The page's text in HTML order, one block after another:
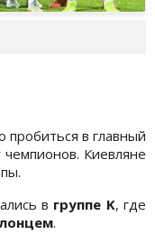
пробиться в главный
Киевляне
в группе K, где
.